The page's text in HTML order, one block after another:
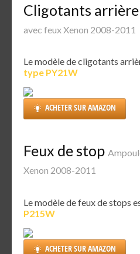
Cligotants arrière
avec feux Xenon 2008-2011
Le modèle de cligotants
type PY21W
ACHETER SUR AMAZON
Feux de stop
Xenon 2008-2011
Le modèle de feux de stops
P215W
ACHETER SUR AMAZON